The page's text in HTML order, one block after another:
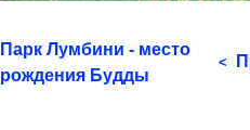
Парк Лумбини - место
рождения Будды
<